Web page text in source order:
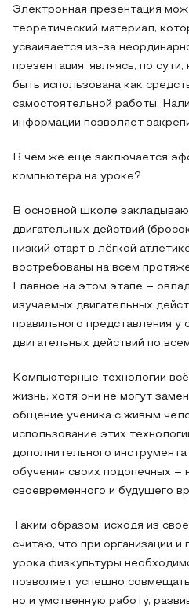
Электронная презентация
теоретический материал,
усваивается из-за
презентация, являясь, по
быть использована как
самостоятельной работы.
информации позволяет
В чём же ещё заключается
компьютера на уроке?
В основной школе
двигательных действий
низкий старт в лёгкой
востребованы на всём
Главное на этом этапе –
изучаемых двигательных
правильного представления у
двигательных действий по
Компьютерные технологии
жизнь, хотя они не могут
общение ученика с живым
использование этих
дополнительного
обучения своих подопечных –
своевременного и будущего
Таким образом, исходя из
считаю, что при организации
урока физкультуры
позволяет успешно
но и умственную работу,